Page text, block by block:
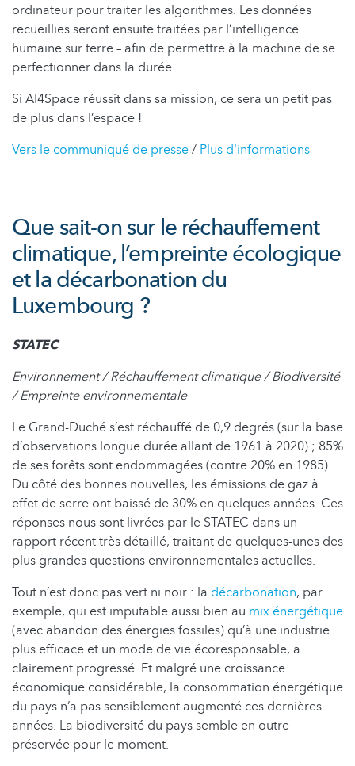
ordinateur pour traiter les algorithmes. Les données
recueillies seront ensuite traitées par l’intelligence
humaine sur terre – afin de permettre à la machine de se
perfectionner dans la durée.
Si AI4Space réussit dans sa mission, ce sera un petit pas
de plus dans l’espace !
Vers le communiqué de presse/ Plus d'informations
Que sait-on sur le réchauffement
climatique, l’empreinte écologique
et la décarbonation du
Luxembourg ?
STATEC
Environnement / Réchauffement climatique / Biodiversité
/ Empreinte environnementale
Le Grand-Duché s’est réchauffé de 0,9 degrés (sur la base
d’observations longue durée allant de 1961 à 2020) ; 85%
de ses forêts sont endommagées (contre 20% en 1985).
Du côté des bonnes nouvelles, les émissions de gaz à
effet de serre ont baissé de 30% en quelques années. Ces
réponses nous sont livrées par le STATEC dans un
rapport récent très détaillé, traitant de quelques-unes des
plus grandes questions environnementales actuelles.
Tout n’est donc pas vert ni noir : la décarbonation, par
exemple, qui est imputable aussi bien au mix énergétique
(avec abandon des énergies fossiles) qu’à une industrie
plus efficace et un mode de vie écoresponsable, a
clairement progressé. Et malgré une croissance
économique considérable, la consommation énergétique
du pays n’a pas sensiblement augmenté ces dernières
années. La biodiversité du pays semble en outre
préservée pour le moment.